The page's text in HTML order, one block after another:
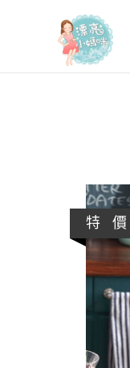
漂亮小媽咪
特 價